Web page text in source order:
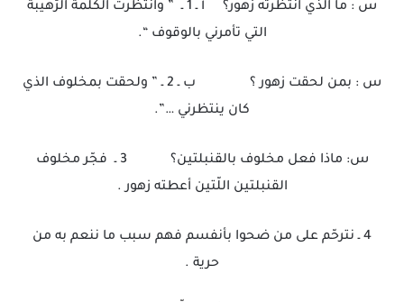
س : ما الذي انتظرته زهور؟ أ ـ 1 ـ ” وانتظرت الكلمة الرّهيبة
التي تأمرني بالوقوف “.
س : بمن لحقت زهور ؟ ب ـ 2 ـ ” ولحقت بمخلوف الذي
كان ينتظرني …”.
س: ماذا فعل مخلوف بالقنبلتين؟ 3 ـ فجّر مخلوف
القنبلتين اللّتين أعطته زهور .
4 ـ نترحّم على من ضحوا بأنفسم فهم سبب ما ننعم به من
حرية .